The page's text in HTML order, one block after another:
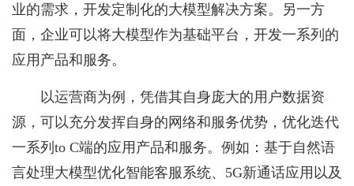
业的需求，开发定制化的大模型解决方案。另一方
面，企业可以将大模型作为基础平台，开发一系列的
应用产品和服务。
以运营商为例，凭借其自身庞大的用户数据资
源，可以充分发挥自身的网络和服务优势，优化迭代
一系列to C端的应用产品和服务。例如：基于自然语
言处理大模型优化智能客服系统、5G新通话应用以及